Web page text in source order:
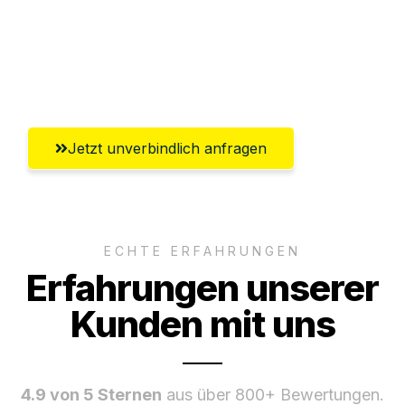
Jetzt unverbindlich anfragen
ECHTE ERFAHRUNGEN
Erfahrungen unserer
Kunden mit uns
4.9 von 5 Sternen aus über 800+ Bewertungen.